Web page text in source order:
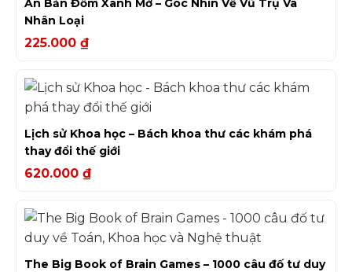
Ấn Bản Đốm Xanh Mờ – Góc Nhìn Về Vũ Trụ Và
Nhân Loại
225.000 ₫
Lịch sử Khoa học – Bách khoa thư các khám phá
thay đổi thế giới
620.000 ₫
The Big Book of Brain Games – 1000 câu đố tư duy